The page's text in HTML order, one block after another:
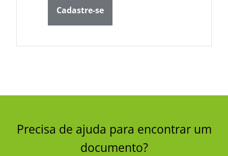
Cadastre-se
Precisa de ajuda para encontrar um
documento?